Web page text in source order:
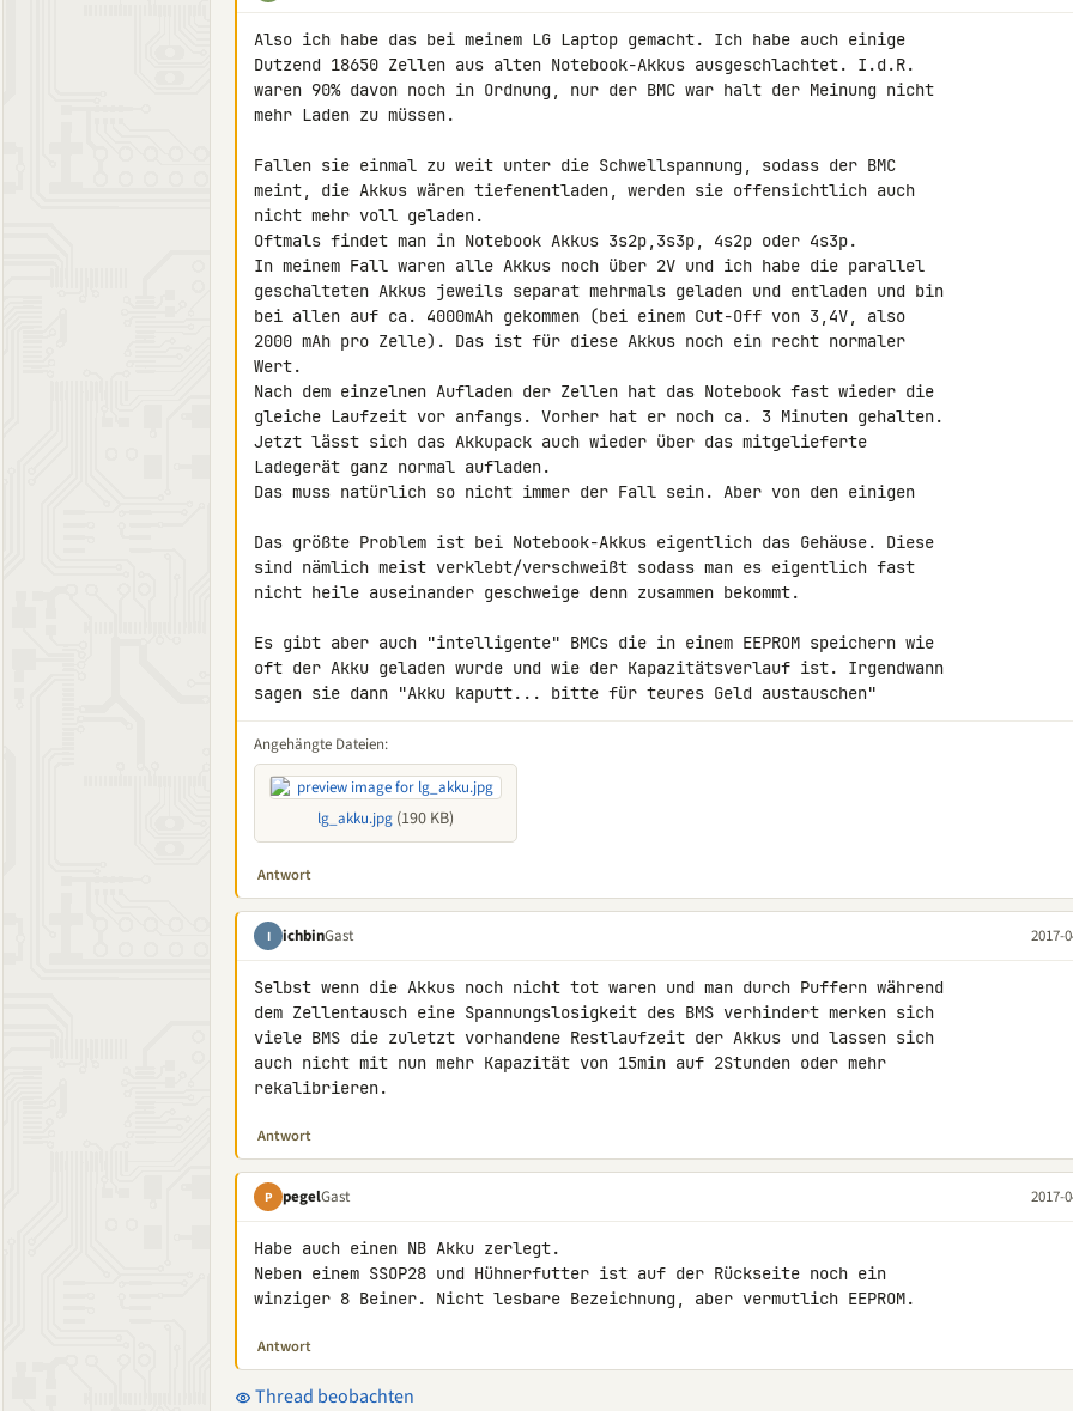
Also ich habe das bei meinem LG Laptop gemacht. Ich habe auch einige
Dutzend 18650 Zellen aus alten Notebook-Akkus ausgeschlachtet. I.d.R.
waren 90% davon noch in Ordnung, nur der BMC war halt der Meinung nicht
mehr Laden zu müssen.
Fallen sie einmal zu weit unter die Schwellspannung, sodass der BMC
meint, die Akkus wären tiefenentladen, werden sie offensichtlich auch
nicht mehr voll geladen.
Oftmals findet man in Notebook Akkus 3s2p,3s3p, 4s2p oder 4s3p.
In meinem Fall waren alle Akkus noch über 2V und ich habe die parallel
geschalteten Akkus jeweils separat mehrmals geladen und entladen und bin
bei allen auf ca. 4000mAh gekommen (bei einem Cut-Off von 3,4V, also
2000 mAh pro Zelle). Das ist für diese Akkus noch ein recht normaler
Wert.
Nach dem einzelnen Aufladen der Zellen hat das Notebook fast wieder die
gleiche Laufzeit vor anfangs. Vorher hat er noch ca. 3 Minuten gehalten.
Jetzt lässt sich das Akkupack auch wieder über das mitgelieferte
Ladegerät ganz normal aufladen.
Das muss natürlich so nicht immer der Fall sein. Aber von den einigen
Das größte Problem ist bei Notebook-Akkus eigentlich das Gehäuse. Diese
sind nämlich meist verklebt/verschweißt sodass man es eigentlich fast
nicht heile auseinander geschweige denn zusammen bekommt.
Es gibt aber auch "intelligente" BMCs die in einem EEPROM speichern wie
oft der Akku geladen wurde und wie der Kapazitätsverlauf ist. Irgendwann
sagen sie dann "Akku kaputt... bitte für teures Geld austauschen"
Angehängte Dateien:
lg_akku.jpg (190 KB)
Antwort
I ichbinGast 2017-
Selbst wenn die Akkus noch nicht tot waren und man durch Puffern während
dem Zellentausch eine Spannungslosigkeit des BMS verhindert merken sich
viele BMS die zuletzt vorhandene Restlaufzeit der Akkus und lassen sich
auch nicht mit nun mehr Kapazität von 15min auf 2Stunden oder mehr
rekalibrieren.
Antwort
P pegelGast 2017-
Habe auch einen NB Akku zerlegt.
Neben einem SSOP28 und Hühnerfutter ist auf der Rückseite noch ein
winziger 8 Beiner. Nicht lesbare Bezeichnung, aber vermutlich EEPROM.
Antwort
Thread beobachten